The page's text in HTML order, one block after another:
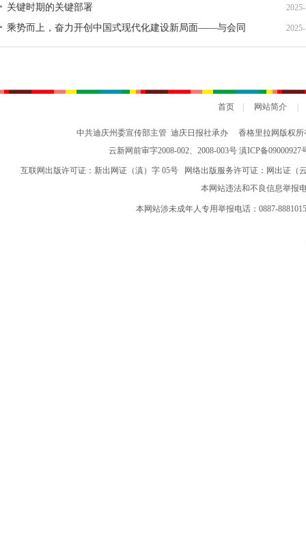
关键时期的关键部署
乘势而上，奋力开创中国式现代化建设新局面——与会同
志谈贯彻落实党的二十届四中全会精神